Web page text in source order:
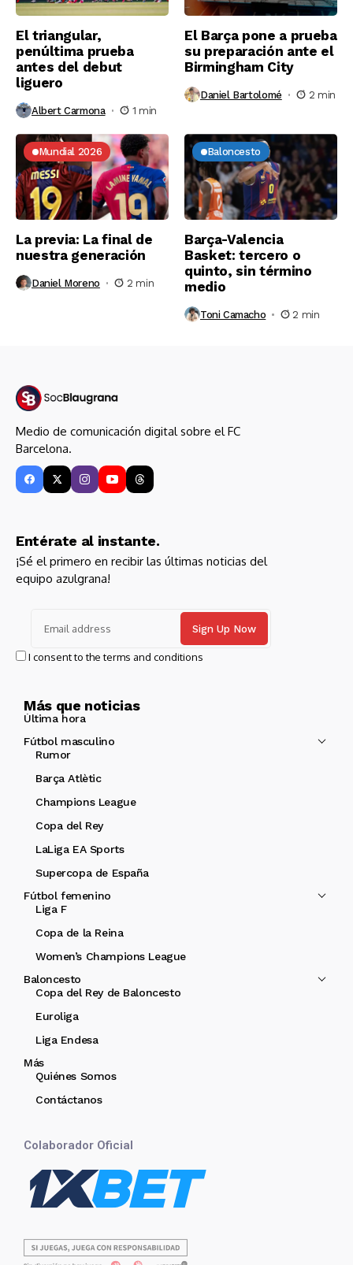
El triangular,
penúltima prueba
antes del debut
liguero
Albert Carmona 1 min
El Barça pone a prueba
su preparación ante el
Birmingham City
Daniel Bartolomé 2 min
Mundial 2026
La previa: La final de
nuestra generación
Daniel Moreno 2 min
Baloncesto
Barça-Valencia
Basket: tercero o
quinto, sin término
medio
Toni Camacho 2 min
Medio de comunicación digital sobre el FC
Barcelona.
Entérate al instante.
¡Sé el primero en recibir las últimas noticias del
equipo azulgrana!
I consent to the terms and conditions
Más que noticias
Última hora
Fútbol masculino
Rumor
Barça Atlètic
Champions League
Copa del Rey
LaLiga EA Sports
Supercopa de España
Fútbol femenino
Liga F
Copa de la Reina
Women’s Champions League
Baloncesto
Copa del Rey de Baloncesto
Euroliga
Liga Endesa
Más
Quiénes Somos
Contáctanos
Colaborador Oficial